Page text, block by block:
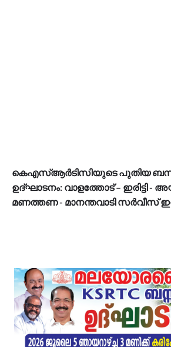
കെഎസ്ആർടിസിയുടെ പുതിയ
ഉദ്ഘാടനം: വാളത്തോട് – ഇരിട്ടി -
മണത്തണ - മാനന്തവാടി സർവീസ്